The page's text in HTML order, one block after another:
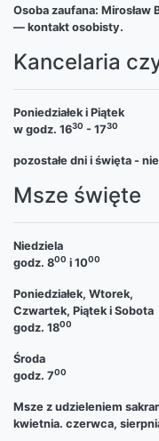
Osoba zaufana: Mirosław
— kontakt osobisty.
Kancelaria
Poniedziałek i Piątek
w godz. 1630 - 1730
pozostałe dni i święta -
Msze święte
Niedziela
godz. 800 i 1000
Poniedziałek, Wtorek,
Czwartek, Piątek i Sobota
godz. 1800
Środa
godz. 700
Msze z udzieleniem
kwietnia. czerwca,